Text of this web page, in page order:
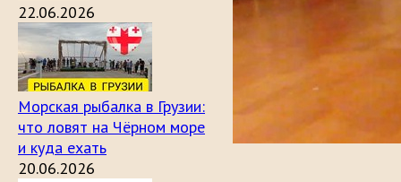
22.06.2026
Морская рыбалка в Грузии:
что ловят на Чёрном море
и куда ехать
20.06.2026